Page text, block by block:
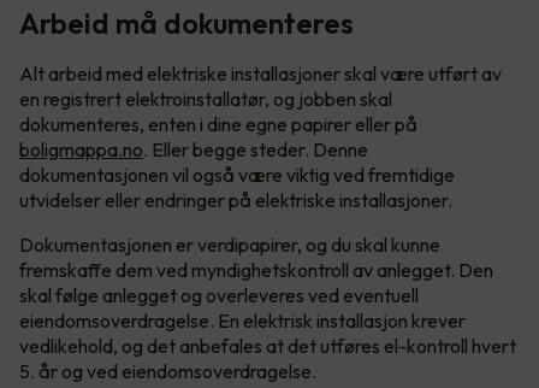
Arbeid må dokumenteres
Alt arbeid med elektriske installasjoner skal være utført av
en registrert elektroinstallatør, og jobben skal
dokumenteres, enten i dine egne papirer eller på
boligmappa.no. Eller begge steder. Denne
dokumentasjonen vil også være viktig ved fremtidige
utvidelser eller endringer på elektriske installasjoner.
Dokumentasjonen er verdipapirer, og du skal kunne
fremskaffe dem ved myndighetskontroll av anlegget. Den
skal følge anlegget og overleveres ved eventuell
eiendomsoverdragelse. En elektrisk installasjon krever
vedlikehold, og det anbefales at det utføres el-kontroll hvert
5. år og ved eiendomsoverdragelse.